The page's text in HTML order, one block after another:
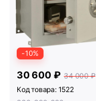
-10%
30 600 ₽ 34 000 ₽
Код товара: 1522